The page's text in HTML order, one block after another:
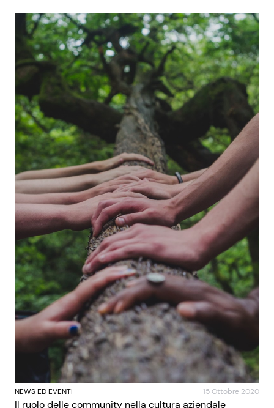
NEWS ED EVENTI 15 Ottobre 2020
Il ruolo delle community nella cultura aziendale